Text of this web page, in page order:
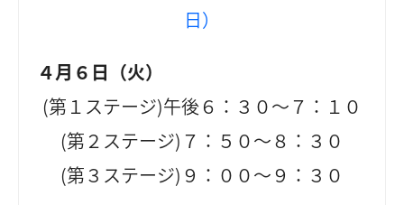
日）
４月６日（火）
(第１ステージ)午後６：３０～７：１０
(第２ステージ)７：５０～８：３０
(第３ステージ)９：００～９：３０